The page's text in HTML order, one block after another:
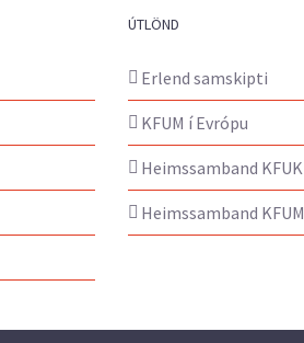
ÚTLÖND
Erlend samskipti
KFUM í Evrópu
Heimssamband KFUK
Heimssamband KFUM